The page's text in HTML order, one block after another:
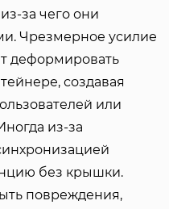
за чего они
Чрезмерное усилие
деформировать
создавая
или
из-за
​​без крышки.
повреждения,